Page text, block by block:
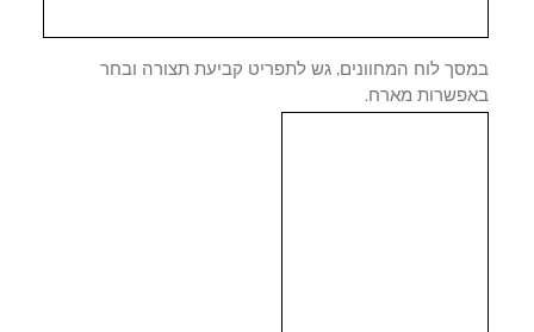
לוח המחוונים, גש לתפריט קביעת תצורה ובחר
מארח.